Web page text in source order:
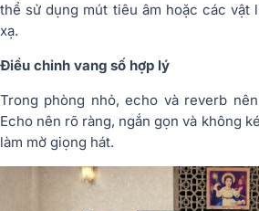
thể sử dụng mút tiêu âm hoặc các vật
xạ.
Điều chỉnh vang số hợp lý
Trong phòng nhỏ, echo và reverb
Echo nên rõ ràng, ngắn gọn và không
làm mờ giọng hát.